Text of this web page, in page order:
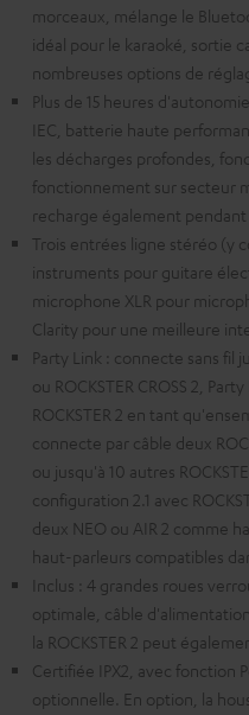
morceaux, mélange le
idéal pour le karaoké, sortie
nombreuses options de
Plus de 15 heures
IEC, batterie haute
les décharges profondes,
fonctionnement sur secteur
recharge également
Trois entrées ligne stéréo (y
instruments pour guitare
microphone XLR pour
Clarity pour une meilleure
Party Link : connecte sans fil
ou ROCKSTER CROSS 2,
ROCKSTER 2 en tant
connecte par câble deux
ou jusqu'à 10 autres
configuration 2.1 avec
deux NEO ou AIR 2 comme
haut-parleurs compatibles
Inclus : 4 grandes roues
optimale, câble
la ROCKSTER 2 peut
Certifiée IPX2, avec fonction
optionnelle. En option, la